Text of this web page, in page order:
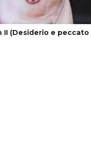
II (Desiderio e peccato